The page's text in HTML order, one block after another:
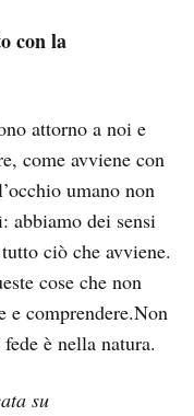
con la
attorno a noi e
come avviene con
umano non
abbiamo dei sensi
ciò che avviene.
cose che non
e comprendere.Non
è nella natura.
su